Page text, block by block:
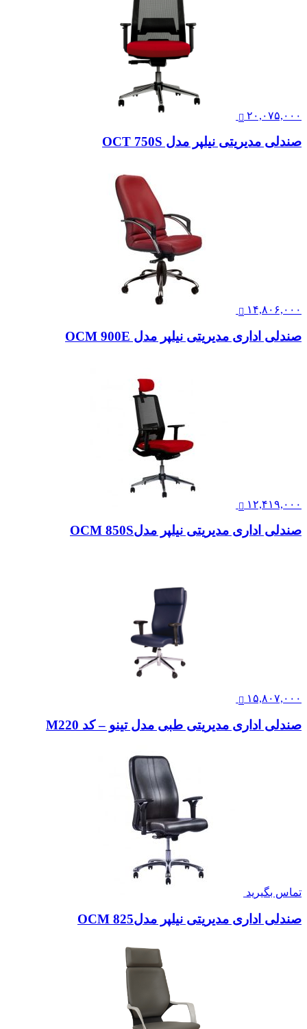
۲۰,۰۷۵,۰۰۰
صندلی مدیریتی نیلپر مدل OCT 750S
۱۴,۸۰۶,۰۰۰
صندلی اداری مدیریتی نیلپر مدل OCM 900E
۱۲,۴۱۹,۰۰۰
صندلی اداری مدیریتی نیلپر مدلOCM 850S
۱۵,۸۰۷,۰۰۰
صندلی اداری مدیریتی طبی مدل تینو – کد M220
تماس بگیرید
صندلی اداری مدیریتی نیلپر مدلOCM 825